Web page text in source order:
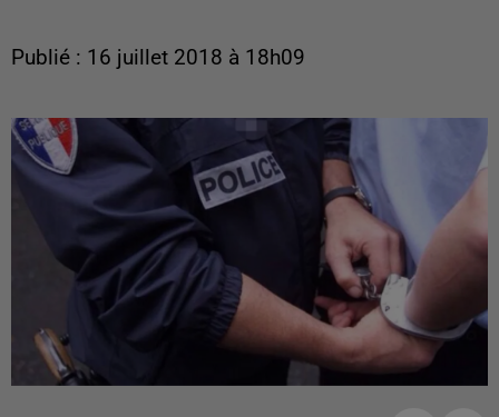
Publié : 16 juillet 2018 à 18h09